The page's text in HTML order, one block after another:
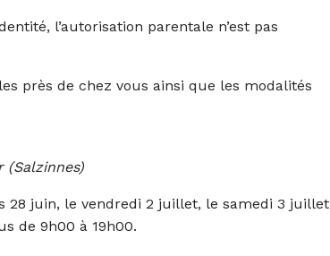
l’autorisation parentale n’est pas
près de chez vous ainsi que les modalités
(Salzinnes)
28 juin, le vendredi 2 juillet, le samedi 3 juillet
de 9h00 à 19h00.